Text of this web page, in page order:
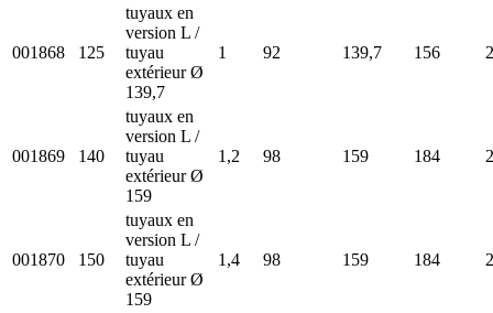
001868 125
tuyaux en
version L /
tuyau
extérieur Ø
139,7
1 92 139,7 156
001869 140
tuyaux en
version L /
tuyau
extérieur Ø
159
1,2 98 159 184
001870 150
tuyaux en
version L /
tuyau
extérieur Ø
159
1,4 98 159 184